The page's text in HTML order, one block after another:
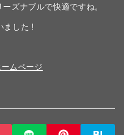
ズナブルで快適ですね。
ました !
ムページ